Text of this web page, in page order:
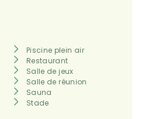
Piscine plein air
Restaurant
Salle de jeux
Salle de réunion
Sauna
Stade